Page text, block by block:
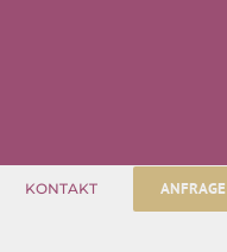
KONTAKT ANFRAGE